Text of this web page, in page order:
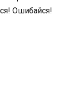
Ошибайся!